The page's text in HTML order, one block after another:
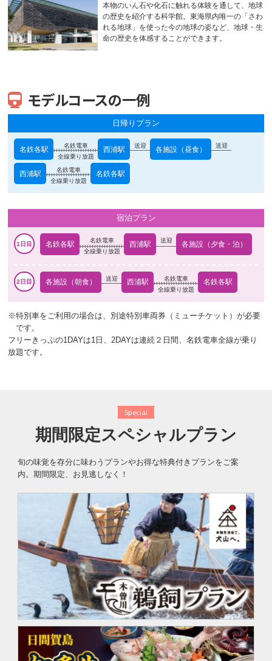
本物のいん石や化石に触れる体験を通して、地球
の歴史を紹介する科学館。東海県内唯一の「さわ
れる地球」を使った今の地球の姿など、地球・生
命の歴史を体感することができます。
モデルコースの一例
日帰りプラン
名鉄各駅
名鉄電車
全線乗り放題
西浦駅 送迎 各施設（昼食） 送迎
西浦駅
名鉄電車
全線乗り放題
名鉄各駅
宿泊プラン
名鉄各駅
名鉄電車
全線乗り放題
西浦駅 送迎 各施設（夕食・泊）
各施設（朝食） 送迎 西浦駅
名鉄電車
全線乗り放題
名鉄各駅
特別車をご利用の場合は、別途特別車両券（ミューチケット）が必要
です。
フリーきっぷの1DAYは1日、2DAYは連続２日間、名鉄電車全線が乗り
放題です。
Special
期間限定スペシャルプラン
旬の味覚を存分に味わうプランやお得な特典付きプランをご案
内。期間限定、お見逃しなく！